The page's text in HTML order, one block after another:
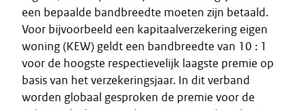
een bepaalde bandbreedte moeten zijn betaald.
Voor bijvoorbeeld een kapitaalverzekering eigen
woning (KEW) geldt een bandbreedte van 10 : 1
voor de hoogste respectievelijk laagste premie op
basis van het verzekeringsjaar. In dit verband
worden globaal gesproken de premie voor de